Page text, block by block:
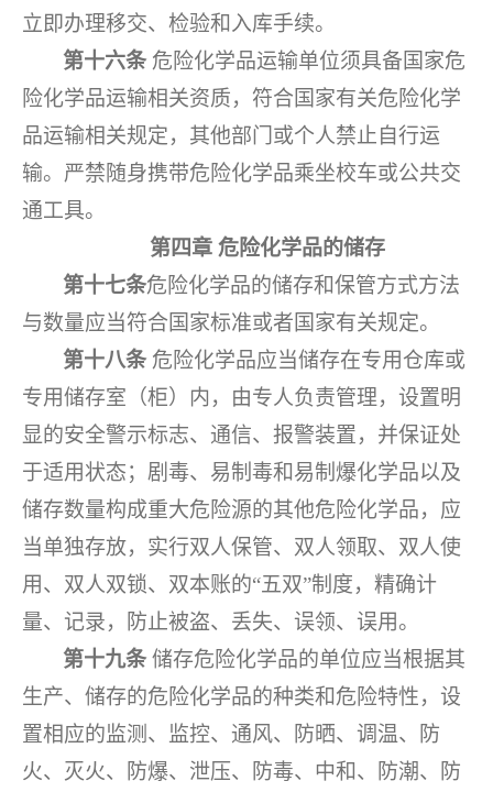
立即办理移交、检验和入库手续。
第十六条 危险化学品运输单位须具备国家危
险化学品运输相关资质，符合国家有关危险化学
品运输相关规定，其他部门或个人禁止自行运
输。严禁随身携带危险化学品乘坐校车或公共交
通工具。
第四章 危险化学品的储存
第十七条危险化学品的储存和保管方式方法
与数量应当符合国家标准或者国家有关规定。
第十八条 危险化学品应当储存在专用仓库或
专用储存室（柜）内，由专人负责管理，设置明
显的安全警示标志、通信、报警装置，并保证处
于适用状态；剧毒、易制毒和易制爆化学品以及
储存数量构成重大危险源的其他危险化学品，应
当单独存放，实行双人保管、双人领取、双人使
用、双人双锁、双本账的“五双”制度，精确计
量、记录，防止被盗、丢失、误领、误用。
第十九条 储存危险化学品的单位应当根据其
生产、储存的危险化学品的种类和危险特性，设
置相应的监测、监控、通风、防晒、调温、防
火、灭火、防爆、泄压、防毒、中和、防潮、防